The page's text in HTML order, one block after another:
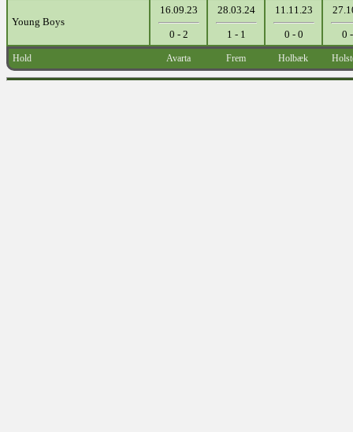
Young Boys
16.09.23
0 - 2
28.03.24
1 - 1
11.11.23
0 - 0 0
Hold Avarta Frem Holbæk